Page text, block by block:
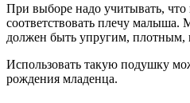
При выборе надо учитывать,
соответствовать плечу малыша.
должен быть упругим, плотным,
Использовать такую подушку
рождения младенца.